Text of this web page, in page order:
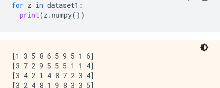
for z in dataset1 :
print(z .numpy())
[1 3 5 8 6 5 9 5 1 6]
[3 7 2 9 5 5 5 1 1 4]
[3 4 2 1 4 8 7 2 3 4]